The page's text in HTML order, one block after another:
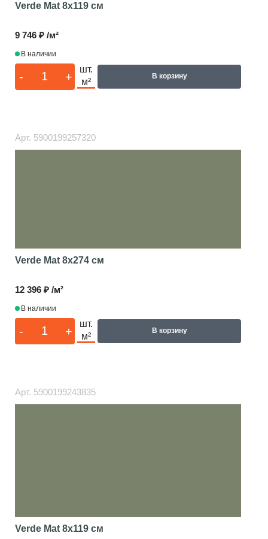
Verde Mat 8x119 см
9 746 ₽ /м²
В наличии
- +
шт.
м²
В корзину
Арт. 5900199257320
Verde Mat 8x274 см
12 396 ₽ /м²
В наличии
- +
шт.
м²
В корзину
Арт. 5900199243835
Verde Mat 8x119 см